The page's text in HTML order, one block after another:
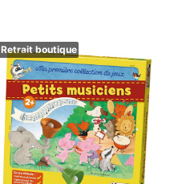
Retrait boutique